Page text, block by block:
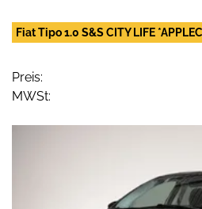
Fiat Tipo 1.0 S&S CITY LIFE
Preis:
MWSt: